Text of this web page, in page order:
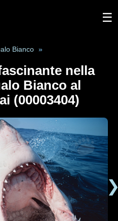
☰
Bianco »
nella
Bianco al
(00003404)